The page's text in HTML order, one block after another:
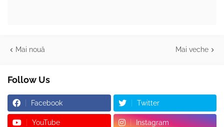
Mai nouă Mai veche
Follow Us
Facebook Twitter
YouTube Instagram